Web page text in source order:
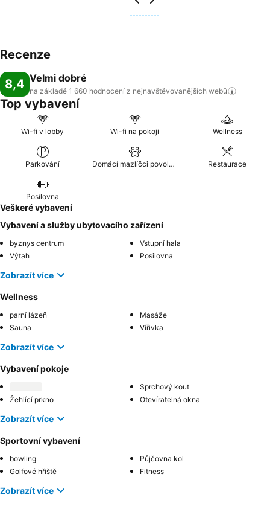
Recenze
8,4 Velmi dobré
na základě 1 660 hodnocení z nejnavštěvovanějších webů
Top vybavení
Wi-fi v lobby Wi-fi na pokoji Wellness
Parkování Domácí mazlíčci povoleni Restaurace
Posilovna
Veškeré vybavení
Vybavení a služby ubytovacího zařízení
byznys centrum
Vstupní hala
Výtah
Posilovna
Zobrazít více
Wellness
parní lázeň
Masáže
Sauna
Vířivka
Zobrazít více
Vybavení pokoje
Sprchový kout
Žehlící prkno
Otevíratelná okna
Zobrazít více
Sportovní vybavení
bowling
Půjčovna kol
Golfové hřiště
Fitness
Zobrazít více